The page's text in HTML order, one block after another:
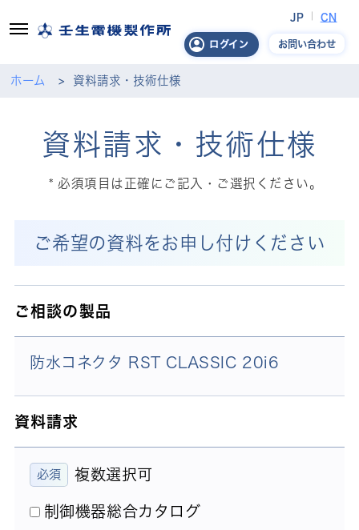
ログイン
JP CN
お問い合わせ
ホーム 資料請求・技術仕様
資料請求・技術仕様
必須項目は正確にご記入・ご選択ください。
ご希望の資料をお申し付けください
ご相談の製品
防水コネクタ RST CLASSIC 20i6
資料請求
複数選択可
制御機器総合カタログ